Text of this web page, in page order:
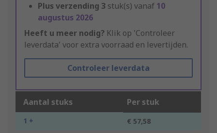
Plus verzending 3 stuk(s) vanaf 10
augustus 2026
Heeft u meer nodig? Klik op 'Controleer
leverdata' voor extra voorraad en levertijden.
Controleer leverdata
Aantal stuks Per stuk
1 + € 57,58